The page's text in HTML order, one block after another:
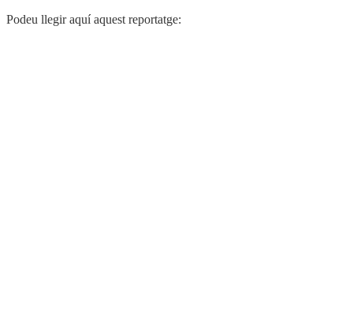
Podeu llegir aquí aquest reportatge: